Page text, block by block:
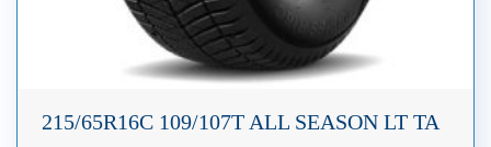
215/65R16C 109/107T ALL SEASON LT TA